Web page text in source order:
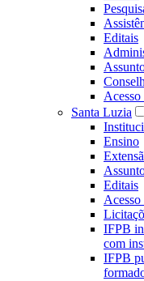
Editais
Santa Luzia
Ensino
Editais
IFPB
com
IFPB